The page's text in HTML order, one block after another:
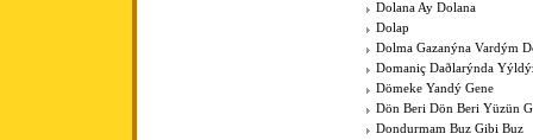
Dolana Ay Dolana
Dolap
Dolma Gazanýna Vardým
Domaniç Daðlarýnda
Dömeke Yandý Gene
Dön Beri Dön Beri Yüzün
Dondurmam Buz Gibi Buz